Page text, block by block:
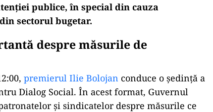
publice, în special din cauza
sectorul bugetar.
despre măsurile de
premierul Ilie Bolojan conduce o ședință a
Dialog Social. În acest format, Guvernul
și sindicatelor despre măsurile ce